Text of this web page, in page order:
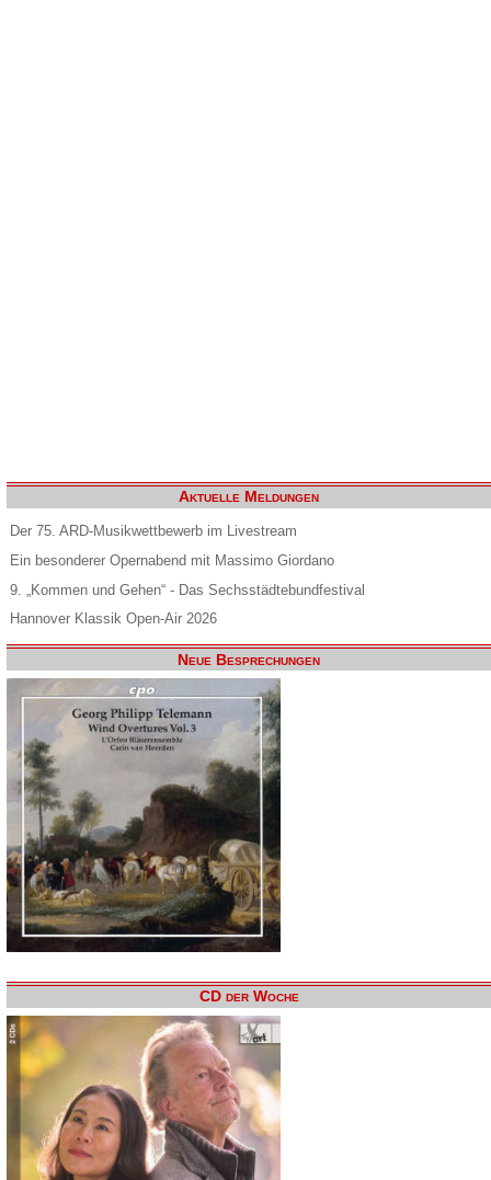
Aktuelle Meldungen
Der 75. ARD-Musikwettbewerb im Livestream
Ein besonderer Opernabend mit Massimo Giordano
9. „Kommen und Gehen“ - Das Sechsstädtebundfestival
Hannover Klassik Open-Air 2026
Neue Besprechungen
CD der Woche